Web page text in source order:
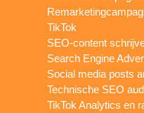
TikTok
SEO-content
Search Engine
Social media posts
Technische SEO
TikTok Analytics en